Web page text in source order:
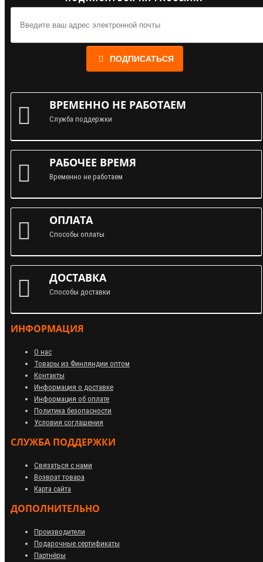
ПОДПИСАТЬСЯ
ВРЕМЕННО НЕ РАБОТАЕМ
Служба поддержки
РАБОЧЕЕ ВРЕМЯ
Временно не работаем
ОПЛАТА
Способы оплаты
ДОСТАВКА
Способы доставки
ИНФОРМАЦИЯ
О нас
Товары из Финляндии оптом
Контакты
Информация о доставке
Информация об оплате
Политика безопасности
Условия соглашения
СЛУЖБА ПОДДЕРЖКИ
Связаться с нами
Возврат товара
Карта сайта
ДОПОЛНИТЕЛЬНО
Производители
Подарочные сертификаты
Партнёры